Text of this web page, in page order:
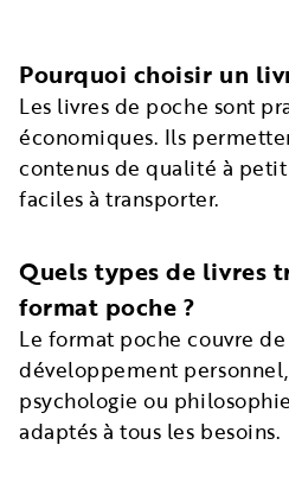
Pourquoi choisir un
Les livres de poche sont
économiques. Ils
contenus de qualité à
faciles à transporter.
Quels types de livres
format poche ?
Le format poche couvre
développement
psychologie ou
adaptés à tous les besoins.